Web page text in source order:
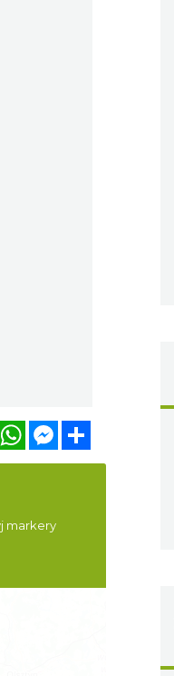
TwitterWhatsAppMessenger
markery